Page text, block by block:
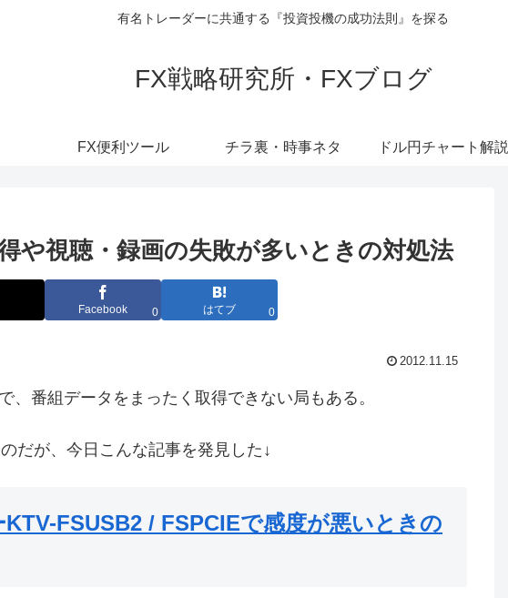
有名トレーダーに共通する『投資投機の成功法則』を探る
FX戦略研究所・FXブログ
FX便利ツール チラ裏・時事ネタ ドル円チャート解説
や視聴・録画の失敗が多いときの対処法
Facebook 0 はてブ 0
2012.11.15
、番組データをまったく取得できない局もある。
だが、今日こんな記事を発見した↓
FSUSB2 / FSPCIEで感度が悪いときの